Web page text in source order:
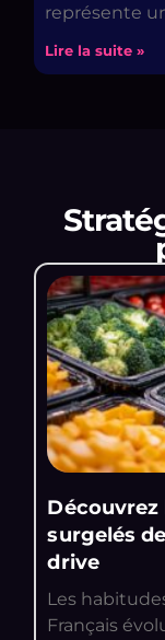
représente
Lire la suite »
Découvrez
surgelés
drive
Les
Français